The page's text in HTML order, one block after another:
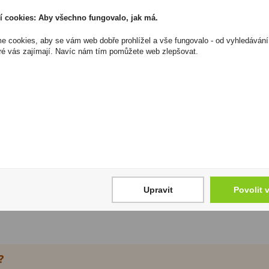
cigaretu připravujete z papírku a samostatného filtru,
rolovačka nebo plnička? Jak se vyznat v balení
model využívá k plnění elektrický pohon. Výběr
dutinek. Před nákupem proto zkontrolujte údaje u
cookies: Aby všechno fungovalo, jak má.
cookies, aby se vám web dobře prohlížel a vše fungovalo - od
vás zajímají. Navíc nám tím pomůžete web zlepšovat.
Upravit Povolit